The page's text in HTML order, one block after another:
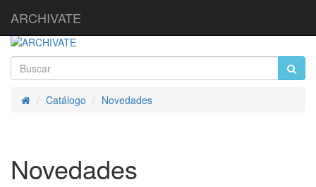
ARCHIVATE
InicioCatálogo Novedades
Novedades